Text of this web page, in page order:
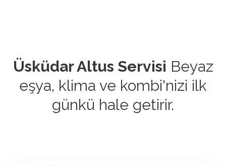
Üsküdar Altus Servisi Beyaz
eşya, klima ve kombi'nizi ilk
günkü hale getirir.